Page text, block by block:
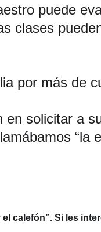
puede
clases
por más de
solicitar a
“la
calefón”. Si les